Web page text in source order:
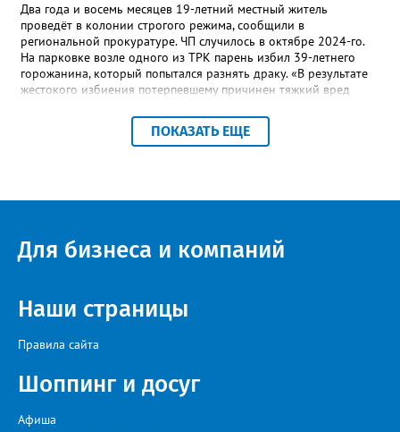
Два года и восемь месяцев 19-летний местный житель
проведёт в колонии строгого режима, сообщили в
региональной прокуратуре. ЧП случилось в октябре 2024-го.
На парковке возле одного из ТРК парень избил 39-летнего
горожанина, который попытался разнять драку. «В результате
жестокого избиения потерпевшему причинен тяжкий вред
состояние здоровья мужчины ухудшилось, он лишился
источника дохода, поскольку работал ведущим на
здесь ВКОНТАКТЕ https://vk.com/newszlatoust74,
ПОКАЗАТЬ ЕЩЕ
Для бизнеса и компаний
Наши страницы
Правила сайта
Шоппинг и досуг
Афиша